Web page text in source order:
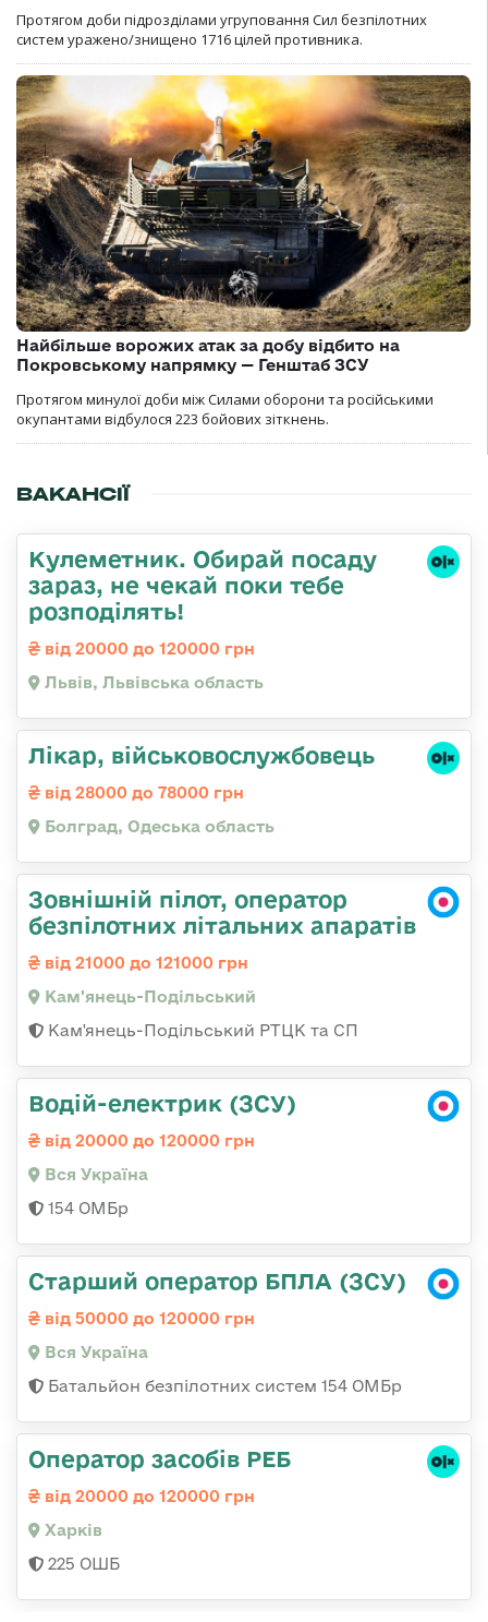
Протягом доби підрозділами угруповання Сил безпілотних
систем уражено/знищено 1716 цілей противника.
Найбільше ворожих атак за добу відбито на
Покровському напрямку — Генштаб ЗСУ
Протягом минулої доби між Силами оборони та російськими
окупантами відбулося 223 бойових зіткнень.
ВАКАНСІЇ
Кулеметник. Обирай посаду
зараз, не чекай поки тебе
розподілять!
від 20000 до 120000 грн
Львів, Львівська область
Лікар, військовослужбовець
від 28000 до 78000 грн
Болград, Одеська область
Зовнішній пілот, оператор
безпілотних літальних апаратів
від 21000 до 121000 грн
Кам'янець-Подільський
Кам'янець-Подільський РТЦК та СП
Водій-електрик (ЗСУ)
від 20000 до 120000 грн
Вся Україна
154 ОМБр
Старший оператор БПЛА (ЗСУ)
від 50000 до 120000 грн
Вся Україна
Батальйон безпілотних систем 154 ОМБр
Оператор засобів РЕБ
від 20000 до 120000 грн
Харків
225 ОШБ